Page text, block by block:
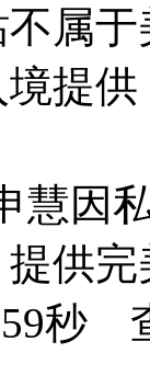
属
提
慧因
提供